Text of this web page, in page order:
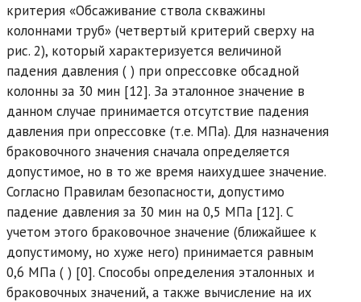
критерия «Обсаживание ствола скважины
колоннами труб» (четвертый критерий сверху на
рис. 2), который характеризуется величиной
падения давления ( ) при опрессовке обсадной
колонны за 30 мин [12]. За эталонное значение в
данном случае принимается отсутствие падения
давления при опрессовке (т.е. МПа). Для назначения
браковочного значения сначала определяется
допустимое, но в то же время наихудшее значение.
Согласно Правилам безопасности, допустимо
падение давления за 30 мин на 0,5 МПа [12]. С
учетом этого браковочное значение (ближайшее к
допустимому, но хуже него) принимается равным
0,6 МПа ( ) [0]. Способы определения эталонных и
браковочных значений, а также вычисление на их